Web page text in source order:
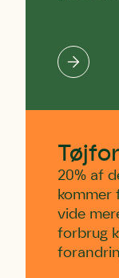
20% af
kommer
vide
forbrug